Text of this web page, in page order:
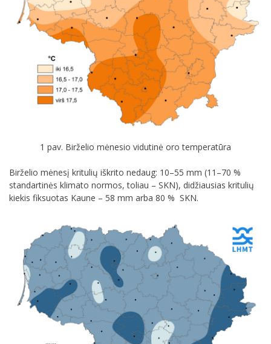
1 pav. Birželio mėnesio vidutinė oro temperatūra
Birželio mėnesį kritulių iškrito nedaug: 10–55 mm (11–70 %
standartinės klimato normos, toliau – SKN), didžiausias kritulių
kiekis fiksuotas Kaune – 58 mm arba 80 % SKN.